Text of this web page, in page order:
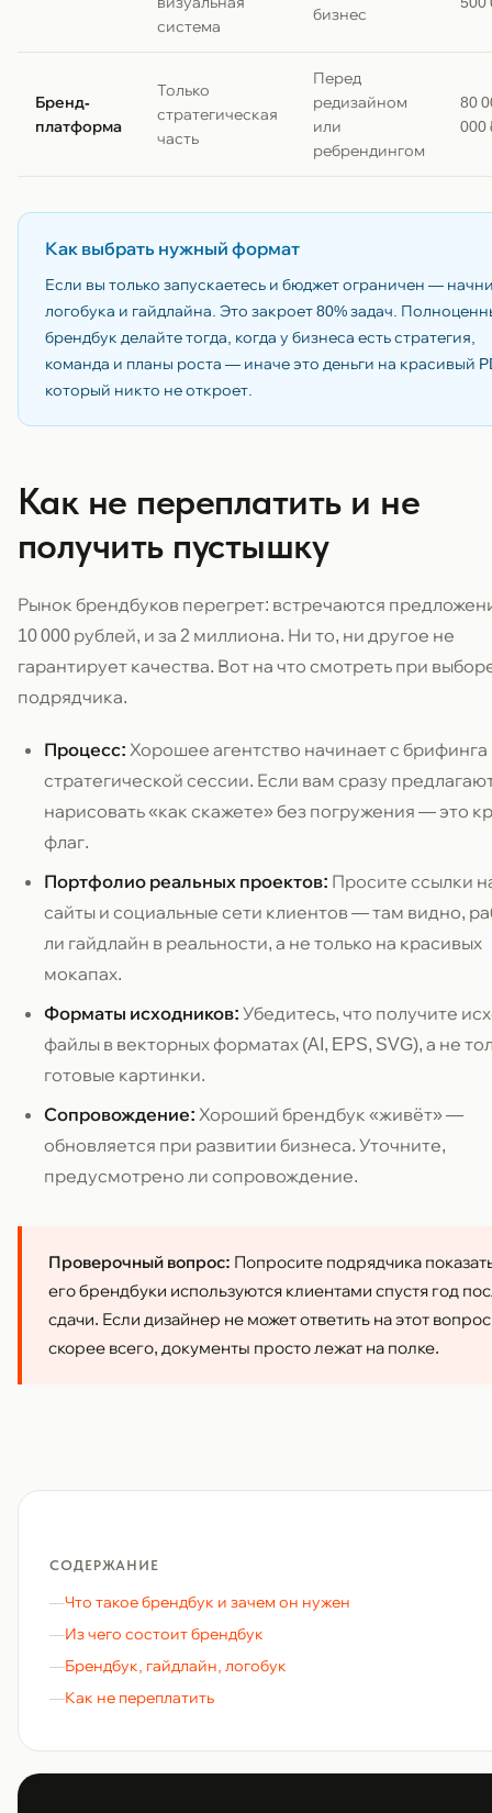
система
бизнес
Бренд-
платформа
Только
стратегическая
часть
Перед
редизайном
или
ребрендингом
80
000
Как выбрать нужный формат
Если вы только запускаетесь и бюджет ограничен —
логобука и гайдлайна. Это закроет 80% задач.
брендбук делайте тогда, когда у бизнеса есть стратегия,
команда и планы роста — иначе это деньги на красивый
который никто не откроет.
Как не переплатить и не
получить пустышку
Рынок брендбуков перегрет: встречаются
10 000 рублей, и за 2 миллиона. Ни то, ни другое не
гарантирует качества. Вот на что смотреть при
подрядчика.
Процесс: Хорошее агентство начинает с брифинга
стратегической сессии. Если вам сразу
нарисовать «как скажете» без погружения — это
флаг.
Портфолио реальных проектов: Просите ссылки
сайты и социальные сети клиентов — там видно,
ли гайдлайн в реальности, а не только на красивых
мокапах.
Форматы исходников: Убедитесь, что получите
файлы в векторных форматах (AI, EPS, SVG), а не
готовые картинки.
Сопровождение: Хороший брендбук «живёт» —
обновляется при развитии бизнеса. Уточните,
предусмотрено ли сопровождение.
Проверочный вопрос: Попросите подрядчика
его брендбуки используются клиентами спустя год
сдачи. Если дизайнер не может ответить на этот
скорее всего, документы просто лежат на полке.
СОДЕРЖАНИЕ
Что такое брендбук и зачем он нужен
Из чего состоит брендбук
Брендбук, гайдлайн, логобук
Как не переплатить